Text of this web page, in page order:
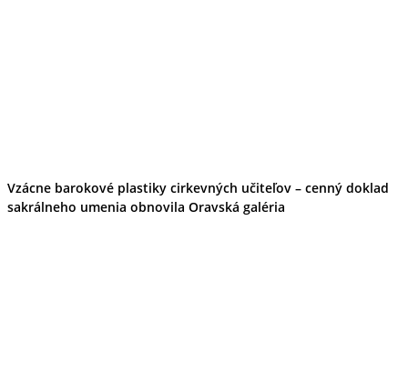
Vzácne barokové plastiky cirkevných učiteľov – cenný doklad
sakrálneho umenia obnovila Oravská galéria